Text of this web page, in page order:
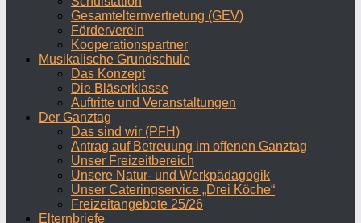
Gesamtelternvertretung (GEV)
Förderverein
Kooperationspartner
Musikalische Grundschule
Das Konzept
Die Bläserklasse
Auftritte und Veranstaltungen
Der Ganztag
Das sind wir (PFH)
Antrag auf Betreuung im offenen Ganztag
Unser Freizeitbereich
Unsere Natur- und Werkpädagogik
Unser Cateringservice „Drei Köche“
Freizeitangebote 25/26
Elternbriefe